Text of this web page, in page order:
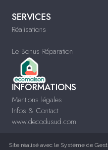
SERVICES
Réalisations
Le Bonus Réparation
INFORMATIONS
Mentions légales
Infos & Contact
www.decodusud.com
Site réalisé avec le Système de